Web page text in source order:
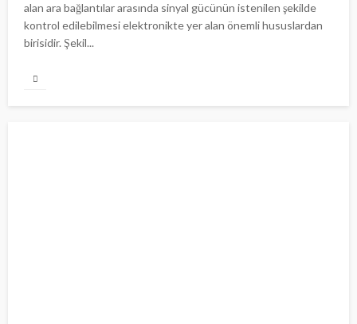
alan ara bağlantılar arasında sinyal gücünün istenilen şekilde
kontrol edilebilmesi elektronikte yer alan önemli hususlardan
birisidir. Şekil...